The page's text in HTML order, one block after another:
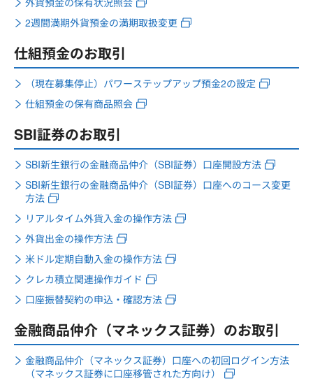
2週間満期外貨預金の満期取扱変更
仕組預金のお取引
（現在募集停止）パワーステップアップ預金2の設定
仕組預金の保有商品照会
SBI証券のお取引
SBI新生銀行の金融商品仲介（SBI証券）口座開設方法
SBI新生銀行の金融商品仲介（SBI証券）口座へのコース変更
方法
リアルタイム外貨入金の操作方法
外貨出金の操作方法
米ドル定期自動入金の操作方法
クレカ積立関連操作ガイド
口座振替契約の申込・確認方法
金融商品仲介（マネックス証券）のお取引
金融商品仲介（マネックス証券）口座への初回ログイン方法
（マネックス証券に口座移管された方向け）